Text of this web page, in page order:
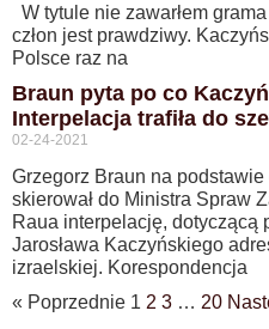
W tytule nie zawarłem
człon jest prawdziwy.
Polsce raz na
Braun pyta po co
Interpelacja trafiła do
02-24-2021
Grzegorz Braun na
skierował do Ministra Spraw
Raua interpelację, dotyczącą
Jarosława Kaczyńskiego
izraelskiej. Korespondencja
« Poprzednie 1 2 3 … 20